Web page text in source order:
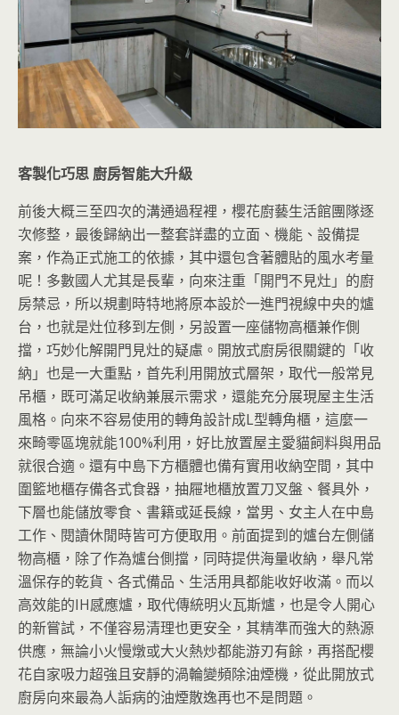
客製化巧思 廚房智能大升級
前後大概三至四次的溝通過程裡，櫻花廚藝生活館團隊逐
次修整，最後歸納出一整套詳盡的立面、機能、設備提
案，作為正式施工的依據，其中還包含著體貼的風水考量
呢！多數國人尤其是長輩，向來注重「開門不見灶」的廚
房禁忌，所以規劃時特地將原本設於一進門視線中央的爐
台，也就是灶位移到左側，另設置一座儲物高櫃兼作側
擋，巧妙化解開門見灶的疑慮。開放式廚房很關鍵的「收
納」也是一大重點，首先利用開放式層架，取代一般常見
吊櫃，既可滿足收納兼展示需求，還能充分展現屋主生活
風格。向來不容易使用的轉角設計成L型轉角櫃，這麼一
來畸零區塊就能100%利用，好比放置屋主愛貓飼料與用品
就很合適。還有中島下方櫃體也備有實用收納空間，其中
圍籃地櫃存備各式食器，抽屜地櫃放置刀叉盤、餐具外，
下層也能儲放零食、書籍或延長線，當男、女主人在中島
工作、閱讀休閒時皆可方便取用。前面提到的爐台左側儲
物高櫃，除了作為爐台側擋，同時提供海量收納，舉凡常
溫保存的乾貨、各式備品、生活用具都能收好收滿。而以
高效能的IH感應爐，取代傳統明火瓦斯爐，也是令人開心
的新嘗試，不僅容易清理也更安全，其精準而強大的熱源
供應，無論小火慢燉或大火熱炒都能游刃有餘，再搭配櫻
花自家吸力超強且安靜的渦輪變頻除油煙機，從此開放式
廚房向來最為人詬病的油煙散逸再也不是問題。